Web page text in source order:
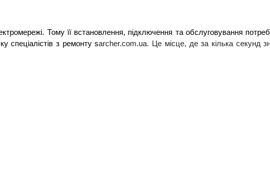
Тому її встановлення, підключення та обслуговування
спеціалістів з ремонту sarcher.com.ua. Це місце, де за кілька секунд